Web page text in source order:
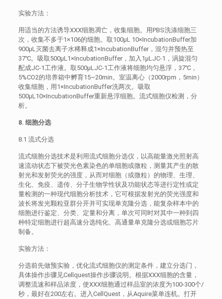
实验方法：
用适当的方法诱导XXX细胞凋亡，收集细胞。用PBS洗涤细胞三
次，收集不多于1×106的细胞。取100μL 10×IncubationBuffer加
900μL灭菌去离子水稀释成1×IncubationBuffer，混匀并预热至
37℃。吸取500μL1×IncubationBuffer，加入1μLJC-1，涡旋混匀
配成JC-1工作液。取500μLJC-1工作液将细胞均匀悬浮，37℃，
5%CO2的培养箱中孵育15~20min。室温离心（2000rpm，5min）
收集细胞，用1×IncubationBuffer洗两次。吸取
500μL10×IncubationBuffer重新悬浮细胞。流式细胞仪检测，分
析。
8. 细胞分选
8.1 流式分选
流式细胞分选技术是利用流式细胞分选仪，以高能量激光照射高
速流动状态下被荧光色素染色的单细胞或微粒，测量其产生的散
射光和发射荧光的强度，从而对细胞（或微粒）的物理、生理、
生化、免疫、遗传、分子生物学性状及功能状态等进行定性或定
量检测的一种现代细胞分析技术，它可根据发射光的荧光强度和
波长将发光颗粒亚群分开并可实现单克隆分选，能复杂样本中的
细胞进行鉴定、分类、定量和分离，单次可同时对其中一种到四
种特定细胞进行超高速分选纯化、高通量单克隆分选或细胞芯片
制备。
实验方法：
分选前先做预实验，优化流式细胞仪的测定条件，建立分选门，
具体操作步骤见Cellquest操作步骤说明。根据XXX细胞的含量，
调整流速和样品浓度，使XXX细胞通过样品室的浓度为100-300个/
秒，最好在200左右。进入CellQuest，从Aquire菜单连机。打开